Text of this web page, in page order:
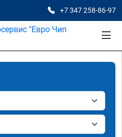
+7 347 258-86-97